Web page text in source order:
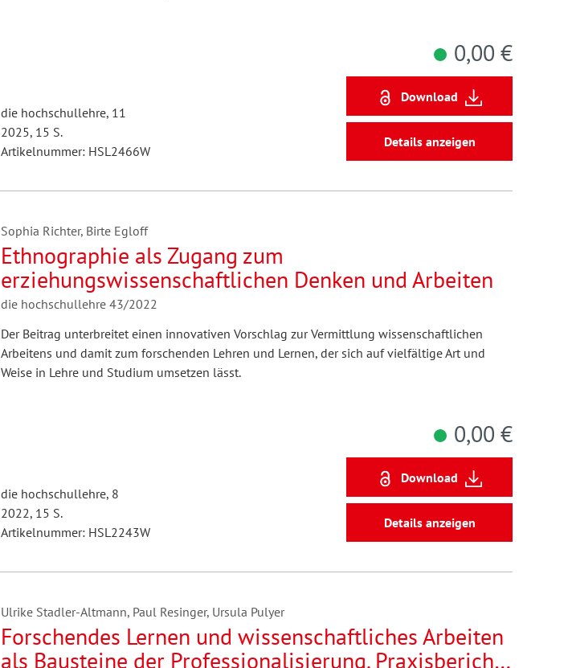
die hochschullehre, 11
2025, 15 S.
Artikelnummer: HSL2466W
0,00 €
Download
Details anzeigen
Sophia Richter, Birte Egloff
Ethnographie als Zugang zum
erziehungswissenschaftlichen Denken und Arbeiten
die hochschullehre 43/2022
Der Beitrag unterbreitet einen innovativen Vorschlag zur Vermittlung wissenschaftlichen
Arbeitens und damit zum forschenden Lehren und Lernen, der sich auf vielfältige Art und
Weise in Lehre und Studium umsetzen lässt.
die hochschullehre, 8
2022, 15 S.
Artikelnummer: HSL2243W
0,00 €
Download
Details anzeigen
Ulrike Stadler-Altmann, Paul Resinger, Ursula Pulyer
Forschendes Lernen und wissenschaftliches Arbeiten
als Bausteine der Professionalisierung. Praxisbericht